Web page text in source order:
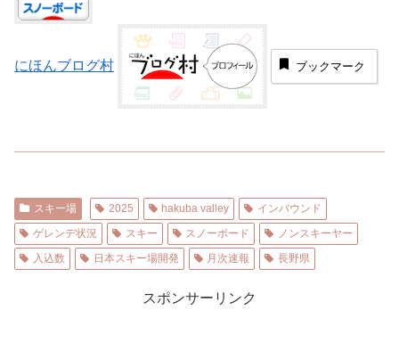
にほんブログ村 ブックマーク
スキー場 2025 hakuba valley
インバウンド
ゲレンデ状況
スキー スノーボード
ノンスキーヤー
入込数
日本スキー場開発 月次速報 長野県
スポンサーリンク